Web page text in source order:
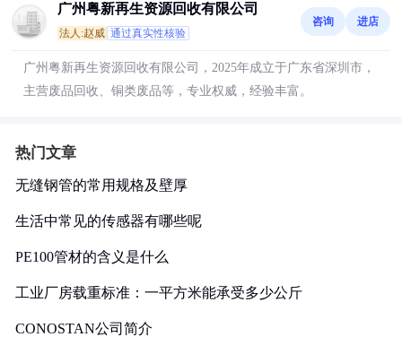
广州粤新再生资源回收有限公司
法人:赵威 通过真实性核验
咨询 进店
广州粤新再生资源回收有限公司，2025年成立于广东省深圳市，
主营废品回收、铜类废品等，专业权威，经验丰富。
热门文章
无缝钢管的常用规格及壁厚
生活中常见的传感器有哪些呢
PE100管材的含义是什么
工业厂房载重标准：一平方米能承受多少公斤
CONOSTAN公司简介